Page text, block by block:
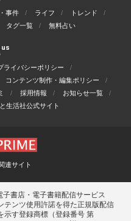
事件 ライフ
トレンド
タグ一覧 無料占い
us
ライバシーポリシー
コンテンツ制作・編集ポリシー
採用情報
お知らせ一覧
生活社公式サイト
連サイト
書店・電子書籍配信サービス
テンツ使用許諾を得た正規版配信
示す登録商標（登録番号 第